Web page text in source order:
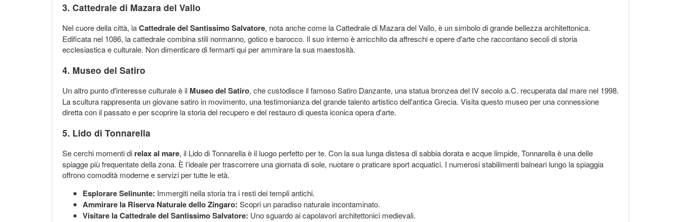
3. Cattedrale di Mazara del Vallo
Nel cuore della città, laCattedrale del Santissimo Salvatore, nota anche come la Cattedrale di Mazara del Vallo, è un simbolo di grande bellezza architettonica.
Edificata nel 1086, la cattedrale combina stili normanno, gotico e barocco. Il suo interno è arricchito da affreschi e opere d'arte che raccontano secoli di storia
ecclesiastica e culturale. Non dimenticare di fermarti qui per ammirare la sua maestosità.
4. Museo del Satiro
Un altro punto d'interesse culturale è il Museo del Satiro, che custodisce il famoso Satiro Danzante, una statua bronzea del IV secolo a.C. recuperata dal mare nel 1998.
La scultura rappresenta un giovane satiro in movimento, una testimonianza del grande talento artistico dell'antica Grecia. Visita questo museo per una connessione
diretta con il passato e per scoprire la storia del recupero e del restauro di questa iconica opera d'arte.
5. Lido di Tonnarella
Se cerchi momenti di relax al mare, il Lido di Tonnarella è il luogo perfetto per te. Con la sua lunga distesa di sabbia dorata e acque limpide, Tonnarella è una delle
spiagge più frequentate della zona. È l’ideale per trascorrere una giornata di sole, nuotare o praticare sport acquatici. I numerosi stabilimenti balneari lungo la spiaggia
offrono comodità moderne e servizi per tutte le età.
Esplorare Selinunte: Immergiti nella storia tra i resti dei templi antichi.
Ammirare la Riserva Naturale dello Zingaro: Scopri un paradiso naturale incontaminato.
Visitare la Cattedrale del Santissimo Salvatore: Uno sguardo ai capolavori architettonici medievali.